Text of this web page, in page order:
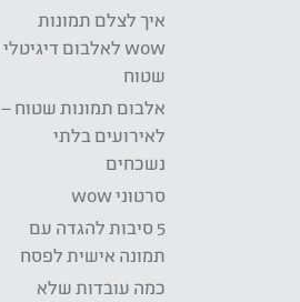
איך לצלם תמונות
wow לאלבום דיגיטלי
שטוח
אלבום תמונות שטוח –
לאירועים בלתי
נשכחים
סרטוני wow
5 סיבות להגדה עם
תמונה אישית לפסח
כמה עובדות שלא